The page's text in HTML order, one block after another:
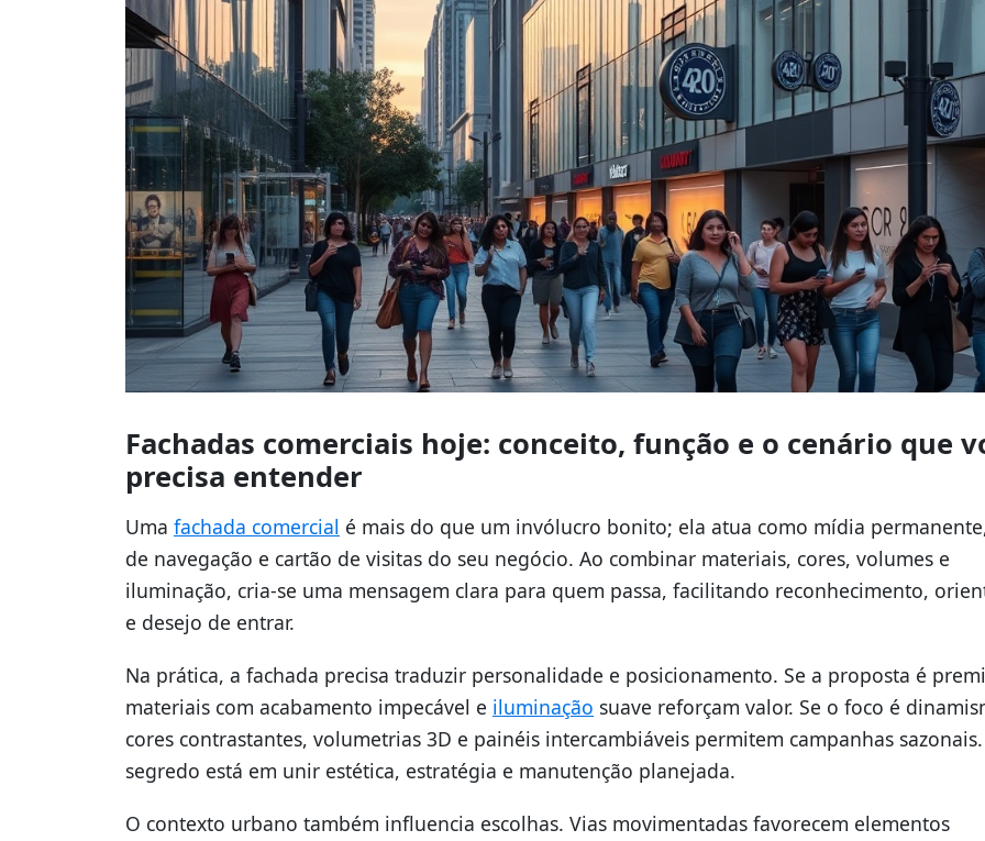
Fachadas comerciais hoje: conceito, função e o cenário que
precisa entender
Uma fachada comercial é mais do que um invólucro bonito; ela atua como mídia
de navegação e cartão de visitas do seu negócio. Ao combinar materiais, cores, volumes e
iluminação, cria-se uma mensagem clara para quem passa, facilitando reconhecimento,
e desejo de entrar.
Na prática, a fachada precisa traduzir personalidade e posicionamento. Se a proposta é
materiais com acabamento impecável e iluminação suave reforçam valor. Se o foco é
cores contrastantes, volumetrias 3D e painéis intercambiáveis permitem campanhas
segredo está em unir estética, estratégia e manutenção planejada.
O contexto urbano também influencia escolhas. Vias movimentadas favorecem elementos